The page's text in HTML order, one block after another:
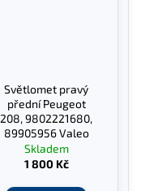
Světlomet pravý
přední Peugeot
208, 9802221680,
89905956 Valeo
Skladem
1 800 Kč